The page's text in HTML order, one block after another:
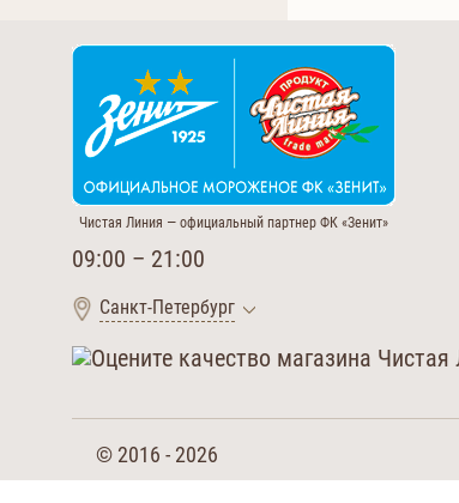
Чистая Линия — официальный партнер ФК «Зенит»
09:00 – 21:00
Санкт-Петербург
© 2016 - 2026